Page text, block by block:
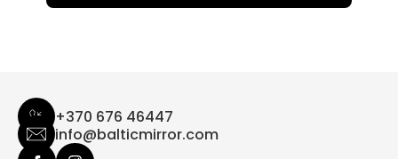
+370 676 46447
info@balticmirror.com